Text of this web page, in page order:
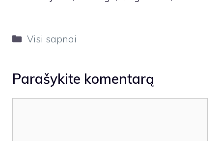
Kategorijos
Visi sapnai
Parašykite komentarą